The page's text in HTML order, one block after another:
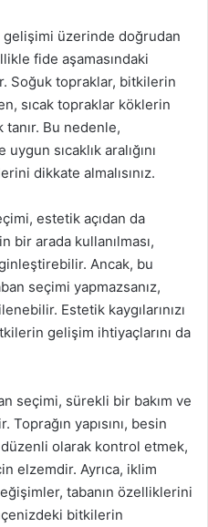
gelişimi üzerinde doğrudan
fide aşamasındaki
Soğuk topraklar, bitkilerin
sıcak topraklar köklerin
tanır. Bu nedenle,
sıcaklık aralığını
dikkate almalısınız.
estetik açıdan da
bir arada kullanılması,
Ancak, bu
seçimi yapmazsanız,
Estetik kaygılarınızı
gelişim ihtiyaçlarını da
seçimi, sürekli bir bakım ve
yapısını, besin
olarak kontrol etmek,
elzemdir. Ayrıca, iklim
tabanın özelliklerini
bitkilerin